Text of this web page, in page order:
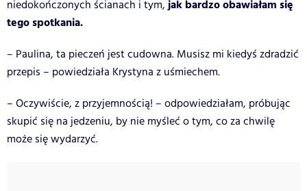
niedokończonych ścianach i tym,jak bardzo obawiałam się
tego spotkania.
– Paulina, ta pieczeń jest cudowna. Musisz mi kiedyś zdradzić
przepis – powiedziała Krystyna z uśmiechem.
– Oczywiście, z przyjemnością! – odpowiedziałam, próbując
skupić się na jedzeniu, by nie myśleć o tym, co za chwilę
może się wydarzyć.